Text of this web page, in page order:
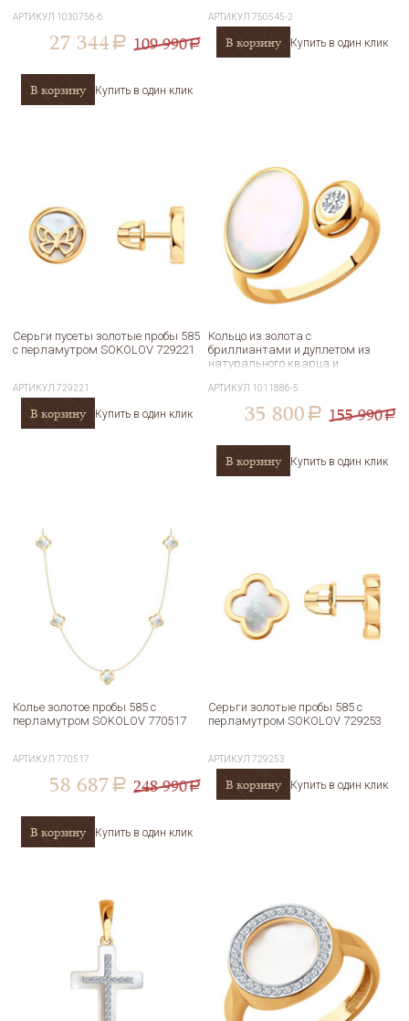
АРТИКУЛ 1030756-6
27 344 a 109 990a
В корзину Купить в один клик
АРТИКУЛ750545-2
В корзину Купить в один клик
Серьги пусеты золотые пробы 585
с перламутром SOKOLOV 729221
АРТИКУЛ729221
В корзину Купить в один клик
Кольцо из золота с
бриллиантами и дуплетом из
натурального кварца и
АРТИКУЛ 1011886-5
35 800 a 155 990a
В корзину Купить в один клик
Колье золотое пробы 585 с
перламутром SOKOLOV 770517
АРТИКУЛ 770517
58 687 a 248 990a
В корзину Купить в один клик
Серьги золотые пробы 585 с
перламутром SOKOLOV 729253
АРТИКУЛ 729253
В корзину Купить в один клик